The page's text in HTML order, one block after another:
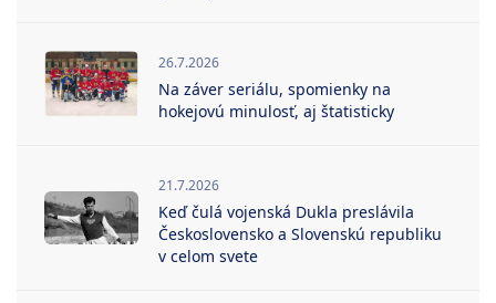
26.7.2026
Na záver seriálu, spomienky na
hokejovú minulosť, aj štatisticky
21.7.2026
Keď čulá vojenská Dukla preslávila
Československo a Slovenskú republiku
v celom svete